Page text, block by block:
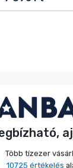
Több tízezer
10725 értékelés
Név
2026.